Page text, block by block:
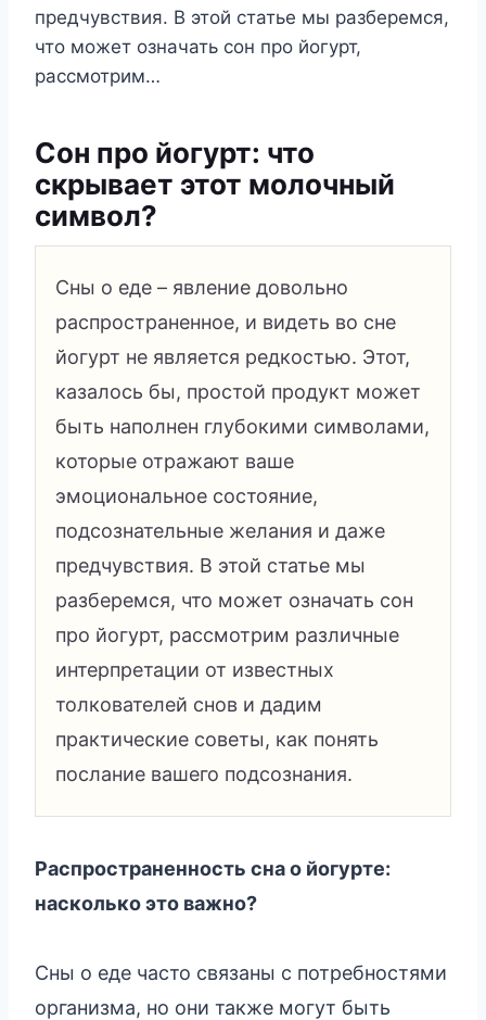
предчувствия. В этой статье мы разберемся,
что может означать сон про йогурт,
рассмотрим…
Сон про йогурт: что
скрывает этот молочный
символ?
Сны о еде – явление довольно
распространенное, и видеть во сне
йогурт не является редкостью. Этот,
казалось бы, простой продукт может
быть наполнен глубокими символами,
которые отражают ваше
эмоциональное состояние,
подсознательные желания и даже
предчувствия. В этой статье мы
разберемся, что может означать сон
про йогурт, рассмотрим различные
интерпретации от известных
толкователей снов и дадим
практические советы, как понять
послание вашего подсознания.
Распространенность сна о йогурте:
насколько это важно?
Сны о еде часто связаны с потребностями
организма, но они также могут быть